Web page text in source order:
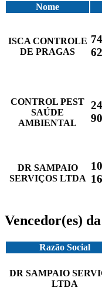
Nome
ISCA CONTROLE
DE PRAGAS
62
CONTROL PEST
SAÚDE
AMBIENTAL
90
DR SAMPAIO
SERVIÇOS LTDA 16
Vencedor(es)
Razão Social
DR SAMPAIO
LTDA